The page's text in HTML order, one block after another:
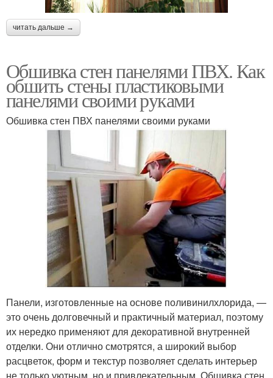
читать дальше →
Обшивка стен панелями ПВХ. Как
обшить стены пластиковыми
панелями своими руками
Обшивка стен ПВХ панелями своими руками
Панели, изготовленные на основе поливинилхлорида, —
это очень долговечный и практичный материал, поэтому
их нередко применяют для декоративной внутренней
отделки. Они отлично смотрятся, а широкий выбор
расцветок, форм и текстур позволяет сделать интерьер
не только уютным, но и привлекательным. Обшивка стен